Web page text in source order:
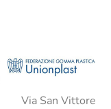
Via San Vittore